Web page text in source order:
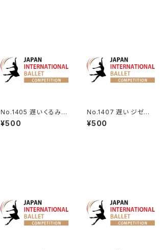
No.1405 遅い くるみ割
り人形より王子のVa.
¥500
No.1407 遅い ジゼル
よりペザント男性Va.
¥500